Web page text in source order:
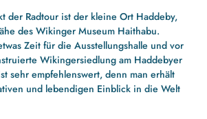
der Radtour ist der kleine Ort Haddeby,
des Wikinger Museum Haithabu.
Zeit für die Ausstellungshalle und vor
Wikingersiedlung am Haddebyer
sehr empfehlenswert, denn man erhält
und lebendigen Einblick in die Welt